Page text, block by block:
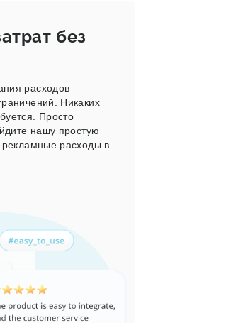
без
расходов
Никаких
Просто
нашу простую
рекламные расходы в